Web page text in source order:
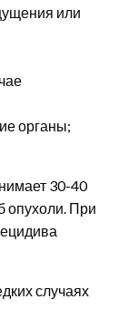
или
органы;
30-40
опухоли. При
случаях